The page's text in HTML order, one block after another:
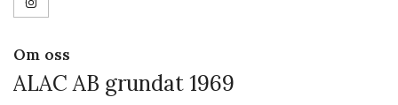
Om oss
ALAC AB grundat 1969